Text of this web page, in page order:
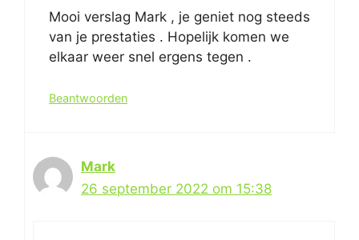
Mooi verslag Mark , je geniet nog steeds
van je prestaties . Hopelijk komen we
elkaar weer snel ergens tegen .
Beantwoorden
Mark
26 september 2022 om 15:38